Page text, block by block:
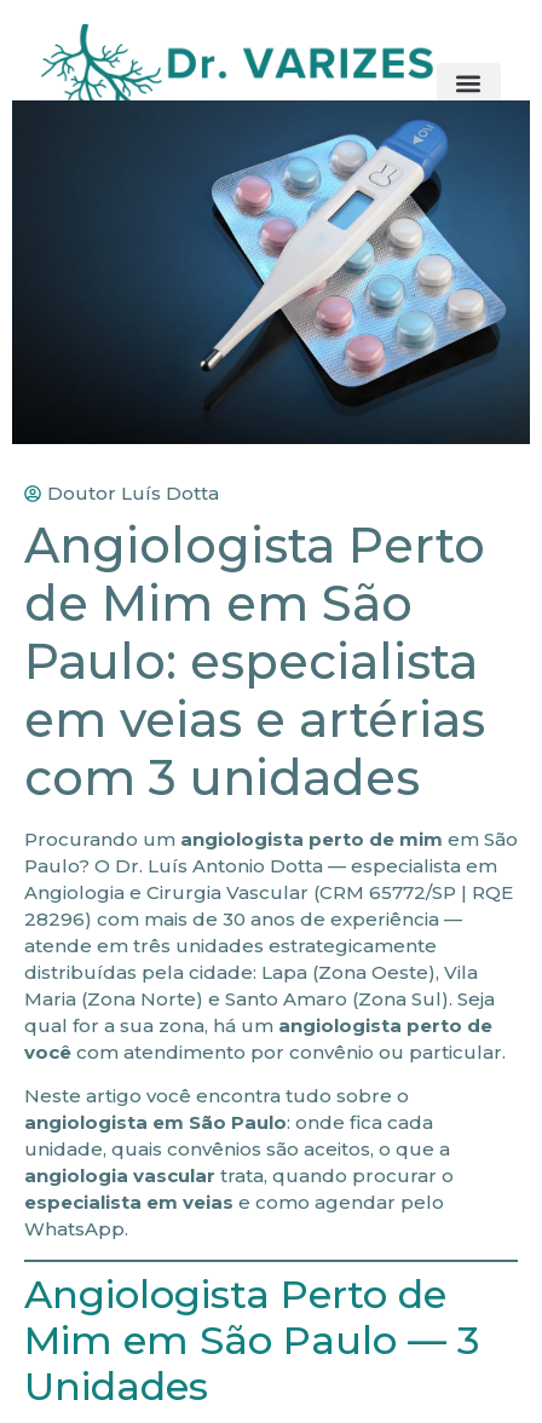
Doutor Luís Dotta
Angiologista Perto
de Mim em São
Paulo: especialista
em veias e artérias
com 3 unidades
Procurando um angiologista perto de mim em São
Paulo? O Dr. Luís Antonio Dotta — especialista em
Angiologia e Cirurgia Vascular (CRM 65772/SP | RQE
28296) com mais de 30 anos de experiência —
atende em três unidades estrategicamente
distribuídas pela cidade: Lapa (Zona Oeste), Vila
Maria (Zona Norte) e Santo Amaro (Zona Sul). Seja
qual for a sua zona, há um angiologista perto de
você com atendimento por convênio ou particular.
Neste artigo você encontra tudo sobre o
angiologista em São Paulo: onde fica cada
unidade, quais convênios são aceitos, o que a
angiologia vascular trata, quando procurar o
especialista em veias e como agendar pelo
WhatsApp.
Angiologista Perto de
Mim em São Paulo — 3
Unidades